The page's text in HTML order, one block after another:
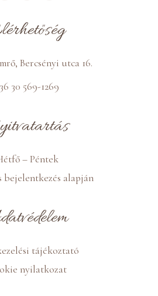
Bercsényi utca 16.
30 569-1269
– Péntek
bejelentkezés alapján
tájékoztató
nyilatkozat